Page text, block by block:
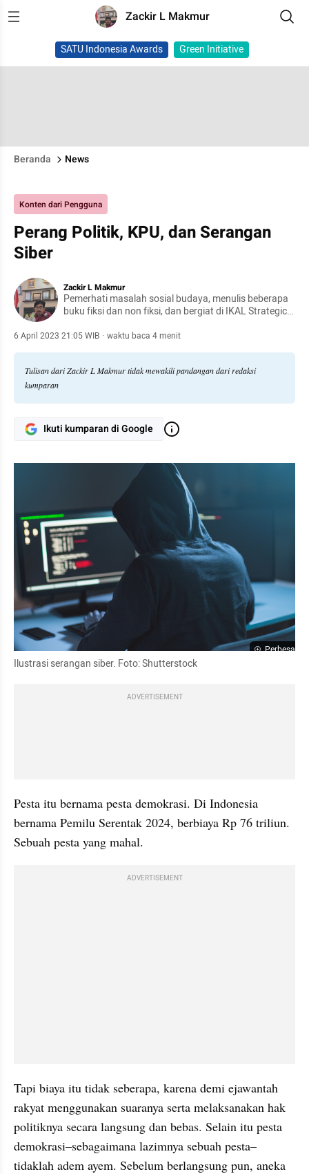
Zackir L Makmur
SATU Indonesia Awards Green Initiative
Beranda News
Konten dari Pengguna
Perang Politik, KPU, dan Serangan
Siber
Zackir L Makmur
Pemerhati masalah sosial budaya, menulis beberapa
buku fiksi dan non fiksi, dan bergiat di IKAL Strategic
6 April 2023 21:05 WIB · waktu baca 4 menit
Tulisan dari Zackir L Makmur tidak mewakili pandangan dari redaksi
kumparan
Ikuti kumparan di Google
Perbesar
Ilustrasi serangan siber. Foto: Shutterstock
ADVERTISEMENT
Pesta itu bernama pesta demokrasi. Di Indonesia
bernama Pemilu Serentak 2024, berbiaya Rp 76 triliun.
Sebuah pesta yang mahal.
ADVERTISEMENT
Tapi biaya itu tidak seberapa, karena demi ejawantah
rakyat menggunakan suaranya serta melaksanakan hak
politiknya secara langsung dan bebas. Selain itu pesta
demokrasi–sebagaimana lazimnya sebuah pesta–
tidaklah adem ayem. Sebelum berlangsung pun, aneka